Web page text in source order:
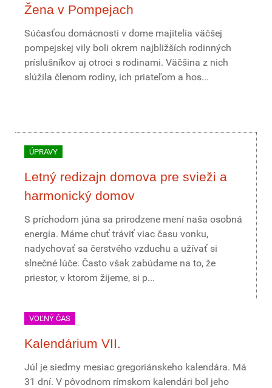
Žena v Pompejach
Súčasťou domácnosti v dome majitelia väčšej
pompejskej vily boli okrem najbližších rodinných
príslušníkov aj otroci s rodinami. Väčšina z nich
slúžila členom rodiny, ich priateľom a hos...
ÚPRAVY
Letný redizajn domova pre svieži a
harmonický domov
S príchodom júna sa prirodzene mení naša osobná
energia. Máme chuť tráviť viac času vonku,
nadychovať sa čerstvého vzduchu a užívať si
slnečné lúče. Často však zabúdame na to, že
priestor, v ktorom žijeme, si p...
VOĽNÝ ČAS
Kalendárium VII.
Júl je siedmy mesiac gregoriánskeho kalendára. Má
31 dní. V pôvodnom rímskom kalendári bol jeho